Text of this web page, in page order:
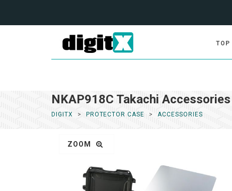
TOP
NKAP918C Takachi Accessories
DIGITX PROTECTOR CASE ACCESSORIES
ZOOM